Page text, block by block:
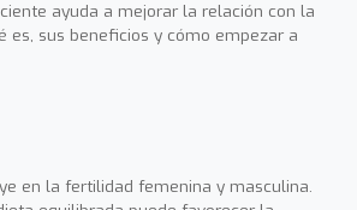
ayuda a mejorar la relación con la
es, sus beneficios y cómo empezar a
en la fertilidad femenina y masculina.